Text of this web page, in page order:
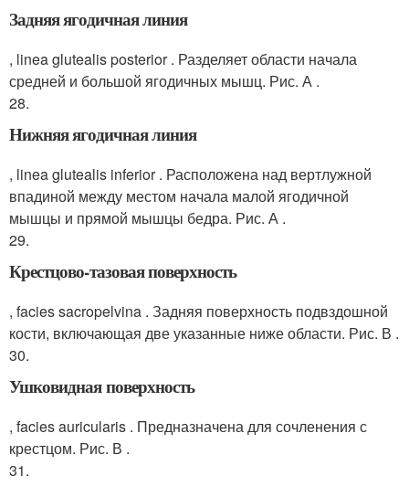
Задняя ягодичная линия
, linea glutealis posterior . Разделяет области начала
средней и большой ягодичных мышц. Рис. А .
28.
Нижняя ягодичная линия
, linea glutealis inferior . Расположена над вертлужной
впадиной между местом начала малой ягодичной
мышцы и прямой мышцы бедра. Рис. А .
29.
Крестцово-тазовая поверхность
, facies sacropelvina . Задняя поверхность подвздошной
кости, включающая две указанные ниже области. Рис. В .
30.
Ушковидная поверхность
, facies auricularis . Предназначена для сочленения с
крестцом. Рис. В .
31.